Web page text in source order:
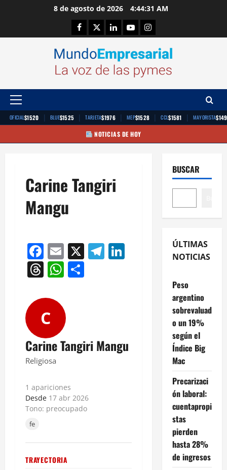
8 de agosto de 2026 4:44:31 AM
Facebook
TwitterLinkedinYoutubeInstagram
Menú
principal
OFICIAL$1520 | BLUE$1525 | TARJETA$1976 | MEP$1528 | CCL$1581 | MAYORISTA
NOTICIAS DE HOY
Carine Tangiri
Mangu
Facebook
Email
X Telegram
LinkedIn
Threads
WhatsApp
C
Carine Tangiri Mangu
Religiosa
1 apariciones
Desde 17 abr 2026
Tono: preocupado
fe
TRAYECTORIA
BUSCAR
ÚLTIMAS
NOTICIAS
Peso
argentino
sobrevaluad
o un 19%
según el
Índice Big
Mac
Precarizaci
ón laboral:
cuentapropi
stas
pierden
hasta 28%
de ingresos